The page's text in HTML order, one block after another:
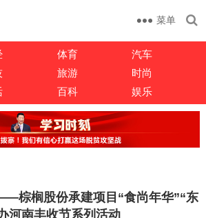
菜单
体育
汽车
旅游
时尚
百科 娱乐
棕榈股份承建项目“食尚年华”“东
河南丰收节系列活动